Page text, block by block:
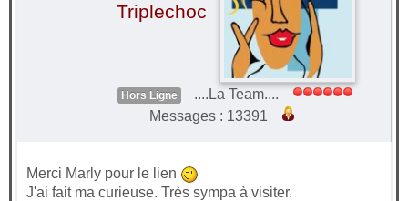
Triplechoc
Hors Ligne
....La Team....
Messages : 13391
Merci Marly pour le lien
J'ai fait ma curieuse. Très sympa à visiter.